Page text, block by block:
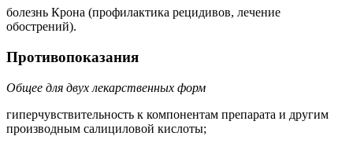
болезнь Крона (профилактика рецидивов, лечение
обострений).
Противопоказания
Общее для двух лекарственных форм
гиперчувствительность к компонентам препарата и другим
производным салициловой кислоты;